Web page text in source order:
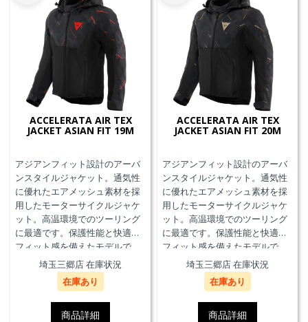
ACCELERATA AIR TEX
JACKET ASIAN FIT 19M
アジアンフィット設計のアーバ
ンスタイルジャケット。通気性
に優れたエアメッシュ素材を採
用したモーターサイクルジャケ
ット。高温環境でのツーリング
に最適です。保護性能と快適な
フィット感を備えたモデルで
埼玉三郷店 在庫状況
在庫あり
商品詳細
ACCELERATA AIR TEX
JACKET ASIAN FIT 20M
アジアンフィット設計のアーバ
ンスタイルジャケット。通気性
に優れたエアメッシュ素材を採
用したモーターサイクルジャケ
ット。高温環境でのツーリング
に最適です。保護性能と快適な
フィット感を備えたモデルで
埼玉三郷店 在庫状況
在庫あり
商品詳細